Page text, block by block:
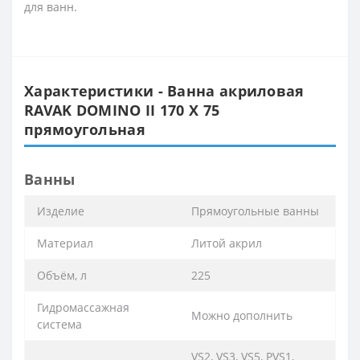
для ванн.
Характеристики - Ванна акриловая
RAVAK DOMINO II 170 Х 75
прямоугольная
Ванны
Изделие Прямоугольные ванны
Материал Литой акрил
Объём, л 225
Гидромассажная
система
Можно дополнить
VS2, VS3, VS5, PVS1,